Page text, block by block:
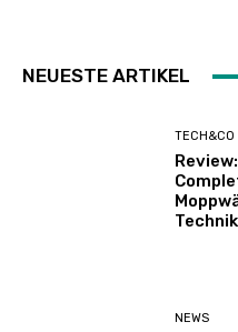
NEUESTE ARTIKEL
TECH&CO
NEWS